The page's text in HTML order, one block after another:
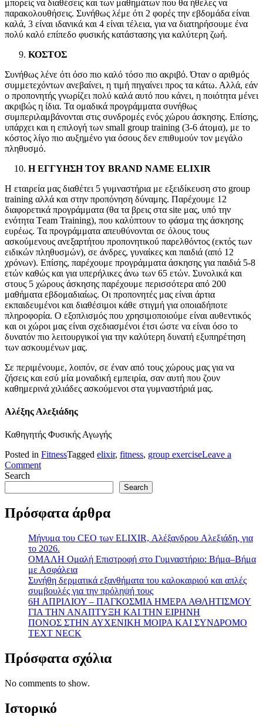
μπορείς να διαθέσεις και των μαθημάτων που θα ήθελες να
παρακολουθήσεις. Συνήθως λέμε ότι 2 φορές την εβδομάδα είναι
καλά, 3 είναι ιδανικά και 4 είναι τέλεια, για να διατηρήσουμε ένα
πολύ καλό επίπεδο φυσικής κατάστασης για καλύτερη ζωή.
ΚΟΣΤΟΣ
Συνήθως λένε ότι όσο πιο καλό τόσο πιο ακριβό. Όταν ο αριθμός
συμμετεχόντων ανεβαίνει, η τιμή πηγαίνει προς τα κάτω. Αλλά, εάν
ο προπονητής γνωρίζει πολύ καλά αυτό που κάνει, η ποιότητα μένει
ακριβώς η ίδια. Τα ομαδικά προγράμματα συνήθως
συμπεριλαμβάνονται στις συνδρομές ενός χώρου άσκησης. Επίσης,
υπάρχει και η επιλογή των small group training (3-6 άτομα), με το
κόστος λίγο πιο αυξημένο για όσους δεν επιθυμούν τον μεγάλο
πληθυσμό.
Η ΕΓΓΥΗΣΗ ΤΟΥ BRAND NAME ELIXIR
Η εταιρεία μας διαθέτει 5 γυμναστήρια με εξειδίκευση στο group
training αλλά και στην προπόνηση δύναμης. Παρέχουμε 12
διαφορετικά προγράμματα (θα τα βρεις στα site μας, υπό την
ενότητα Τeam Training), που καλύπτουν το φάσμα της άσκησης
ευρέως. Τα προγράμματα απευθύνονται σε όλους τους
ασκούμενους ανεξαρτήτου προπονητικού παρελθόντος (εκτός των
ειδικών πληθυσμών), σε άνδρες, γυναίκες και παιδιά (από 12
χρόνων). Επίσης, παρέχουμε προγράμματα άσκησης για παιδιά 5-8
ετών καθώς και για υπερήλικες άνω των 65 ετών. Συνολικά και
στους 5 χώρους άσκησης παρέχουμε περισσότερα από 200
μαθήματα εβδομαδιαίως. Οι προπονητές μας είναι άρτια
εκπαιδευμένοι και διαθέσιμοι κάθε στιγμή για οποιαδήποτε
πληροφορία. Ο εξοπλισμός που χρησιμοποιούμε είναι αυθεντικός
και οι χώροι μας είναι σχεδιασμένοι έτσι ώστε να είναι όσο το
δυνατόν πιο λειτουργικοί για την καλύτερη δυνατή εξυπηρέτηση
των ασκουμένων μας.
Σε περιμένουμε, λοιπόν, σε έναν από τους χώρους μας για να
ζήσεις και εσύ μία μοναδική εμπειρία, σαν αυτή που ζουν
καθημερινά χιλιάδες ασκούμενοι στα γυμναστήριά μας.
Αλέξης Αλεξιάδης
Καθηγητής Φυσικής Αγωγής
Posted in FitnessTagged elixir, fitness, group exerciseLeave a
Commenton
ΝΑ
ΕΠΙΛΕΞΕΙΣ
ΟΜΑΔΙΚΑ
Search
Search
Πρόσφατα άρθρα
Mήνυμα του CEO των ELIXIR, Αλέξανδρου Aλεξιάδη, για
το 2026.
ΟΜΑΛΗ Ομαλή Επιστροφή στο Γυμναστήριο: Βήμα–Βήμα
με Ασφάλεια
Συνήθη δερματικά εξανθήματα του καλοκαιριού και απλές
συμβουλές για την πρόληψή τους
6Η ΑΠΡΙΛΙΟΥ – ΠΑΓΚΟΣΜΙΑ ΗΜΕΡΑ ΑΘΛΗΤΙΣΜΟΥ
ΓΙΑ ΤΗΝ ΑΝΑΠΤΥΞΗ ΚΑΙ ΤΗΝ ΕΙΡΗΝΗ
ΠΟΝΟΣ ΣΤΗΝ ΑΥΧΕΝΙΚΗ ΜΟΙΡΑ ΚΑΙ ΣΥΝΔΡΟΜΟ
TEXT NECK
Πρόσφατα σχόλια
No comments to show.
Ιστορικό